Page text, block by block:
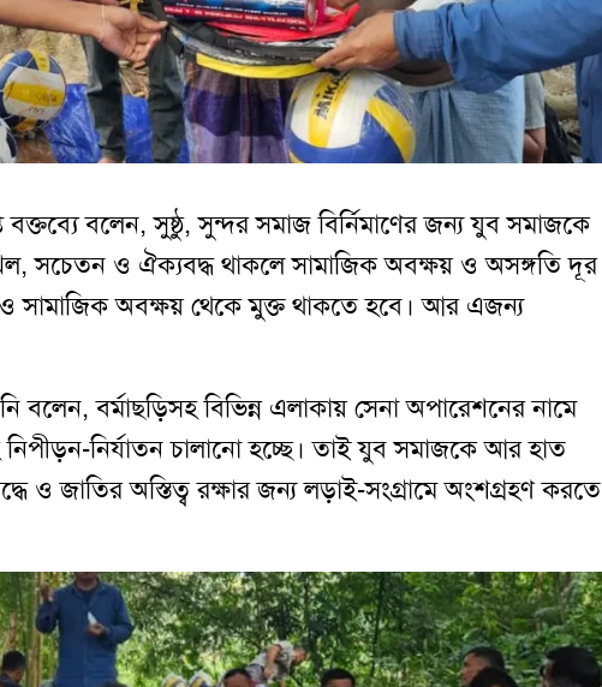
বক্তব্যে বলেন, সুষ্ঠু, সুন্দর সমাজ বির্নিমাণের জন্য যুব সমাজকে
সচেতন ও ঐক্যবদ্ধ থাকলে সামাজিক অবক্ষয় ও অসঙ্গতি দূর
সামাজিক অবক্ষয় থেকে মুক্ত থাকতে হবে। আর এজন্য
বলেন, বর্মাছড়িসহ বিভিন্ন এলাকায় সেনা অপারেশনের নামে
নিপীড়ন-নির্যাতন চালানো হচ্ছে। তাই যুব সমাজকে আর হাত
ও জাতির অস্তিত্ব রক্ষার জন্য লড়াই-সংগ্রামে অংশগ্রহণ করতে